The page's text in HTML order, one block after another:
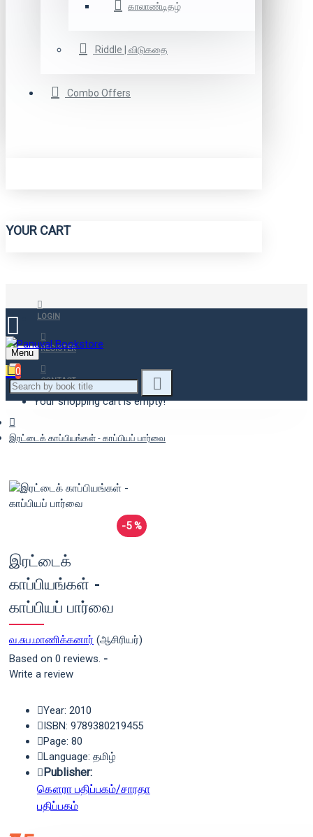
காலாண்டிதழ்
Riddle | விடுகதை
Combo Offers
YOUR CART
LOGIN
REGISTER
CONTACT
Menu
0
Your shopping cart is empty!
இரட்டைக் காப்பியங்கள் - காப்பியப் பார்வை
-5 %
இரட்டைக்
காப்பியங்கள் -
காப்பியப் பார்வை
வ.சுப.மாணிக்கனார் (ஆசிரியர்)
Based on 0 reviews. -
Write a review
Year: 2010
ISBN: 9789380219455
Page: 80
Language: தமிழ்
Publisher:
கௌரா பதிப்பகம்/சாரதா
பதிப்பகம்